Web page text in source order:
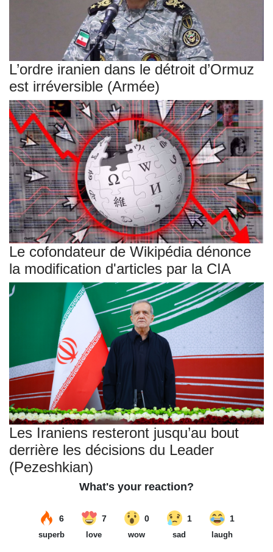
L’ordre iranien dans le détroit d’Ormuz
est irréversible (Armée)
Le cofondateur de Wikipédia dénonce
la modification d'articles par la CIA
Les Iraniens resteront jusqu’au bout
derrière les décisions du Leader
(Pezeshkian)